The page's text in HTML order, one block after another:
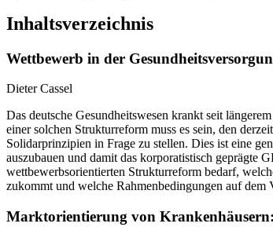
Inhaltsverzeichnis
Wettbewerb in der
Dieter Cassel
Das deutsche Gesundheitswesen krankt seit
einer solchen Strukturreform muss es sein, den
Solidarprinzipien in Frage zu stellen. Dies ist eine
auszubauen und damit das korporatistisch geprägte
wettbewerbsorientierten Strukturreform bedarf,
zukommt und welche Rahmenbedingungen auf
Marktorientierung von